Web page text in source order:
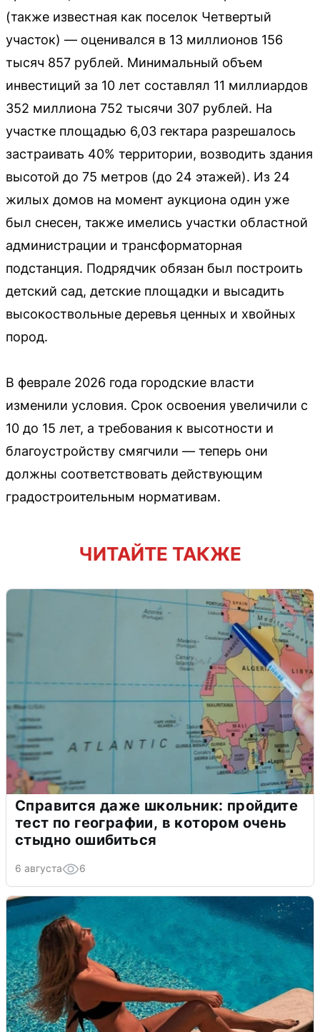
(также известная как поселок Четвертый
участок) — оценивался в 13 миллионов 156
тысяч 857 рублей. Минимальный объем
инвестиций за 10 лет составлял 11 миллиардов
352 миллиона 752 тысячи 307 рублей. На
участке площадью 6,03 гектара разрешалось
застраивать 40% территории, возводить здания
высотой до 75 метров (до 24 этажей). Из 24
жилых домов на момент аукциона один уже
был снесен, также имелись участки областной
администрации и трансформаторная
подстанция. Подрядчик обязан был построить
детский сад, детские площадки и высадить
высокоствольные деревья ценных и хвойных
пород.
В феврале 2026 года городские власти
изменили условия. Срок освоения увеличили с
10 до 15 лет, а требования к высотности и
благоустройству смягчили — теперь они
должны соответствовать действующим
градостроительным нормативам.
ЧИТАЙТЕ ТАКЖЕ
Справится даже школьник: пройдите
тест по географии, в котором очень
стыдно ошибиться
6 августа 6